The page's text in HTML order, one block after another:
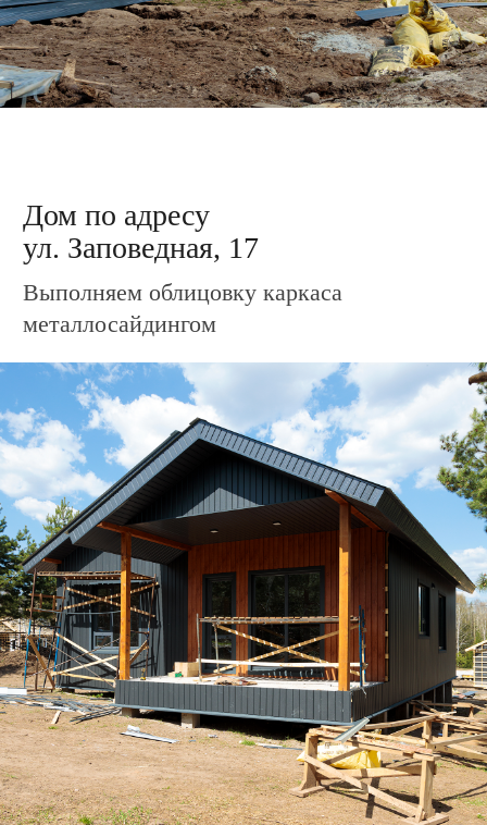
Дом по адресу
ул. Зелёная, 13
Подготовили плиту для заливки бетоном
Дом по адресу
ул. Зелёная, 15